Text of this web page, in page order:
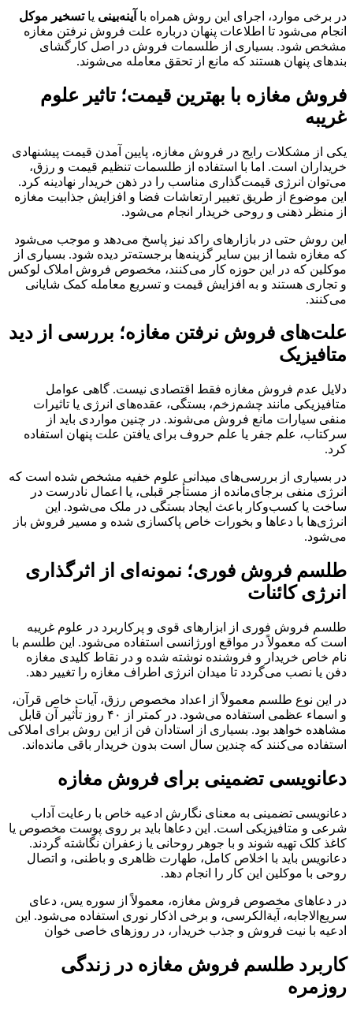
در برخی موارد، اجرای این روش همراه با آینه‌بینی یاتسخیر موکل
انجام می‌شود تا اطلاعات پنهان درباره علت فروش نرفتن مغازه
مشخص شود. بسیاری از طلسمات فروش در اصل کارگشای
بندهای پنهان هستند که مانع از تحقق معامله می‌شوند.
فروش مغازه با بهترین قیمت؛ تاثیر علوم
غریبه
یکی از مشکلات رایج در فروش مغازه، پایین آمدن قیمت پیشنهادی
خریداران است. اما با استفاده از طلسمات تنظیم قیمت و رزق،
می‌توان انرژی قیمت‌گذاری مناسب را در ذهن خریدار نهادینه کرد.
این موضوع از طریق تغییر ارتعاشات فضا و افزایش جذابیت مغازه
از منظر ذهنی و روحی خریدار انجام می‌شود.
این روش حتی در بازارهای راکد نیز پاسخ می‌دهد و موجب می‌شود
که مغازه شما از بین سایر گزینه‌ها برجسته‌تر دیده شود. بسیاری از
موکلین که در این حوزه کار می‌کنند، مخصوص فروش املاک لوکس
و تجاری هستند و به افزایش قیمت و تسریع معامله کمک شایانی
می‌کنند.
علت‌های فروش نرفتن مغازه؛ بررسی از دید
متافیزیک
دلایل عدم فروش مغازه فقط اقتصادی نیست. گاهی عوامل
متافیزیکی مانند چشم‌زخم، بستگی، عقده‌های انرژی یا تاثیرات
منفی سیارات مانع فروش می‌شوند. در چنین مواردی باید از
سرکتاب، علم جفر یا علم حروف برای یافتن علت پنهان استفاده
کرد.
در بسیاری از بررسی‌های میدانی علوم خفیه مشخص شده است که
انرژی منفی برجای‌مانده از مستأجر قبلی، یا اعمال نادرست در
ساخت یا کسب‌وکار باعث ایجاد بستگی در ملک می‌شود. این
انرژی‌ها با دعاها و بخورات خاص پاکسازی شده و مسیر فروش باز
می‌شود.
طلسم فروش فوری؛ نمونه‌ای از اثرگذاری
انرژی کائنات
طلسم فروش فوری از ابزارهای قوی و پرکاربرد در علوم غریبه
است که معمولاً در مواقع اورژانسی استفاده می‌شود. این طلسم با
نام خاص خریدار و فروشنده نوشته شده و در نقاط کلیدی مغازه
دفن یا نصب می‌گردد تا میدان انرژی اطراف مغازه را تغییر دهد.
در این نوع طلسم معمولاً از اعداد مخصوص رزق، آیات خاص قرآن،
و اسماء عظمی استفاده می‌شود. در کمتر از ۴۰ روز تأثیر آن قابل
مشاهده خواهد بود. بسیاری از استادان فن از این روش برای املاکی
استفاده می‌کنند که چندین سال است بدون خریدار باقی مانده‌اند.
دعانویسی تضمینی برای فروش مغازه
دعانویسی تضمینی به معنای نگارش ادعیه خاص با رعایت آداب
شرعی و متافیزیکی است. این دعاها باید بر روی پوست مخصوص یا
کاغذ کلک تهیه شوند و با جوهر روحانی یا زعفران نگاشته گردند.
دعانویس باید با اخلاص کامل، طهارت ظاهری و باطنی، و اتصال
روحی با موکلین این کار را انجام دهد.
در دعاهای مخصوص فروش مغازه، معمولاً از سوره یس، دعای
سریع‌الاجابه، آیةالکرسی، و برخی اذکار نوری استفاده می‌شود. این
ادعیه با نیت فروش و جذب خریدار، در روزهای خاصی خوان
کاربرد طلسم فروش مغازه در زندگی
روزمره